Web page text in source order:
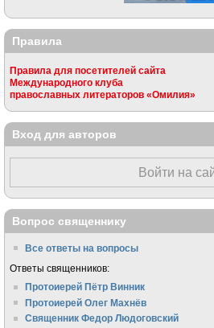
Правила
Правила для посетителей сайта
Международного клуба
православных литераторов «Омилия»
Вход для авторов
Войти на
Вопрос священнику
Все ответы на вопросы
Ответы священников:
Протоиерей Пётр Винник
Протоиерей Олег Махнёв
Священник Федор Людоговский